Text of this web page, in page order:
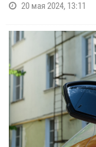
20 мая 2024, 13:11